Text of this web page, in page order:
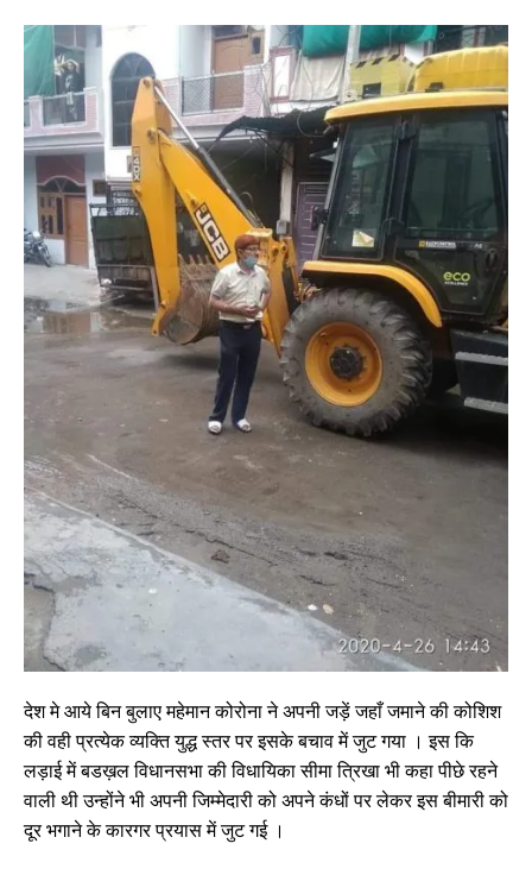
देश मे आये बिन बुलाए महेमान कोरोना ने अपनी जड़ें जहाँ जमाने की कोशिश
की वही प्रत्येक व्यक्ति युद्ध स्तर पर इसके बचाव में जुट गया । इस कि
लड़ाई में बडख़ल विधानसभा की विधायिका सीमा त्रिखा भी कहा पीछे रहने
वाली थी उन्होंने भी अपनी जिम्मेदारी को अपने कंधों पर लेकर इस बीमारी को
दूर भगाने के कारगर प्रयास में जुट गई ।